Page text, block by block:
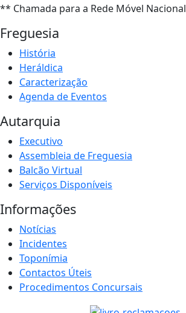
** Chamada para a Rede Móvel Nacional
Freguesia
História
Heráldica
Caracterização
Agenda de Eventos
Autarquia
Executivo
Assembleia de Freguesia
Balcão Virtual
Serviços Disponíveis
Informações
Notícias
Incidentes
Toponímia
Contactos Úteis
Procedimentos Concursais